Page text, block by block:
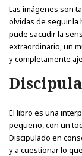
Las imágenes son
olvidas de seguir la
pude sacudir la
extraordinario, un
y completamente
El libro es una
pequeño, con un
Discipulado en
y a cuestionar lo